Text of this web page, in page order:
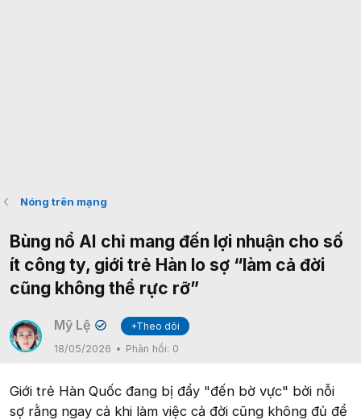
Nóng trên mạng
Bùng nổ AI chỉ mang đến lợi nhuận cho số
ít công ty, giới trẻ Hàn lo sợ “làm cả đời
cũng không thể rực rỡ”
Mỹ Lệ ✔
+Theo dõi
18/05/2026
Phản hồi: 0
Giới trẻ Hàn Quốc đang bị đẩy "đến bờ vực" bởi nỗi
sợ rằng ngay cả khi làm việc cả đời cũng không đủ để